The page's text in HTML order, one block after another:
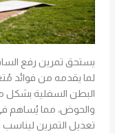
يستحق تمرين رفع
لما يقدمه من فوائد
البطن السفلية بشكل
والحوض، مما يُساهم
تعديل التمرين